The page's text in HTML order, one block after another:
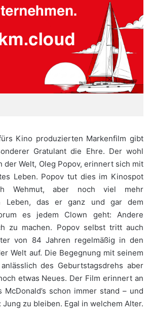
Kino produzierten Markenfilm gibt
Gratulant die Ehre. Der wohl
der Welt, Oleg Popov, erinnert sich mit
Leben. Popov tut dies im Kinospot
Wehmut, aber noch viel mehr
Leben, das er ganz und gar dem
es jedem Clown geht: Andere
zu machen. Popov selbst tritt auch
von 84 Jahren regelmäßig in den
Welt auf. Die Begegnung mit seinem
anlässlich des Geburtstagsdrehs aber
etwas Neues. Der Film erinnert an
schon immer stand – und
zu bleiben. Egal in welchem Alter.